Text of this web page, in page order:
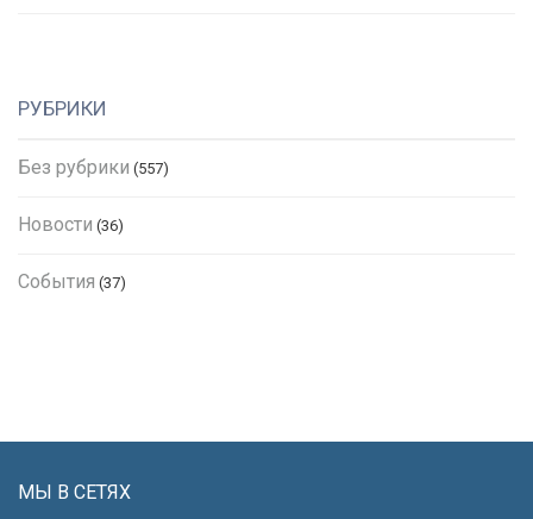
РУБРИКИ
Без рубрики (557)
Новости (36)
События (37)
МЫ В СЕТЯХ